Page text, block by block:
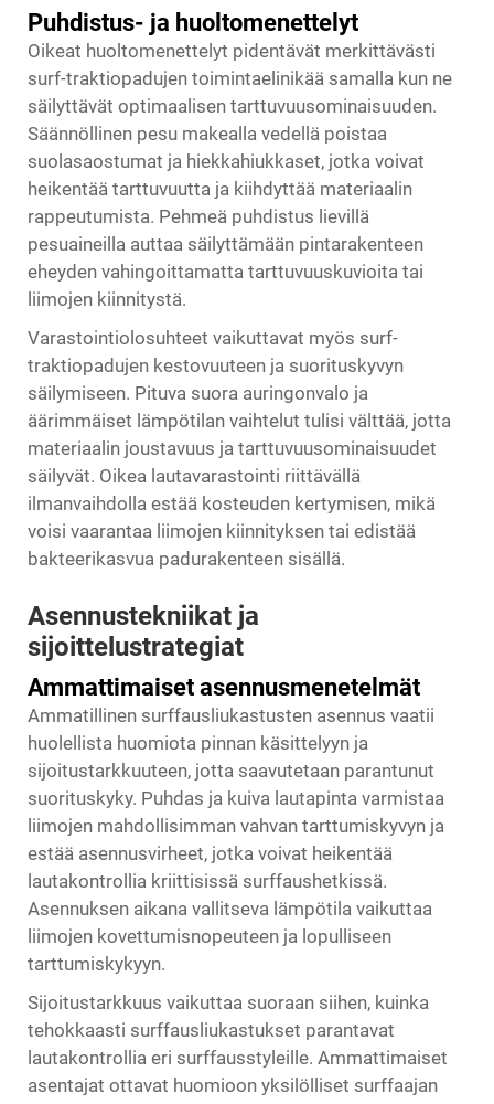
Puhdistus- ja huoltomenettelyt
Oikeat huoltomenettelyt pidentävät merkittävästi
surf-traktiopadujen toimintaelinikää samalla kun ne
säilyttävät optimaalisen tarttuvuusominaisuuden.
Säännöllinen pesu makealla vedellä poistaa
suolasaostumat ja hiekkahiukkaset, jotka voivat
heikentää tarttuvuutta ja kiihdyttää materiaalin
rappeutumista. Pehmeä puhdistus lievillä
pesuaineilla auttaa säilyttämään pintarakenteen
eheyden vahingoittamatta tarttuvuuskuvioita tai
liimojen kiinnitystä.
Varastointiolosuhteet vaikuttavat myös surf-
traktiopadujen kestovuuteen ja suorituskyvyn
säilymiseen. Pituva suora auringonvalo ja
äärimmäiset lämpötilan vaihtelut tulisi välttää, jotta
materiaalin joustavuus ja tarttuvuusominaisuudet
säilyvät. Oikea lautavarastointi riittävällä
ilmanvaihdolla estää kosteuden kertymisen, mikä
voisi vaarantaa liimojen kiinnityksen tai edistää
bakteerikasvua padurakenteen sisällä.
Asennustekniikat ja
sijoittelustrategiat
Ammattimaiset asennusmenetelmät
Ammatillinen surffausliukastusten asennus vaatii
huolellista huomiota pinnan käsittelyyn ja
sijoitustarkkuuteen, jotta saavutetaan parantunut
suorituskyky. Puhdas ja kuiva lautapinta varmistaa
liimojen mahdollisimman vahvan tarttumiskyvyn ja
estää asennusvirheet, jotka voivat heikentää
lautakontrollia kriittisissä surffaushetkissä.
Asennuksen aikana vallitseva lämpötila vaikuttaa
liimojen kovettumisnopeuteen ja lopulliseen
tarttumiskykyyn.
Sijoitustarkkuus vaikuttaa suoraan siihen, kuinka
tehokkaasti surffausliukastukset parantavat
lautakontrollia eri surffausstyleille. Ammattimaiset
asentajat ottavat huomioon yksilölliset surffaajan